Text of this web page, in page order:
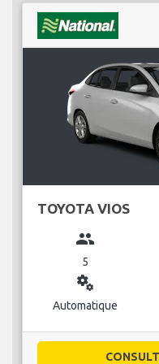
TOYOTA VIOS
group
5
miscellaneous_services
Automatique